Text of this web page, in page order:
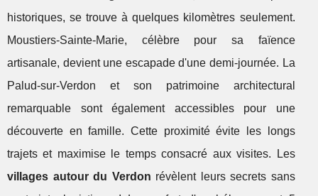
historiques, se trouve à quelques kilomètres seulement.
Moustiers-Sainte-Marie, célèbre pour sa faïence
artisanale, devient une escapade d'une demi-journée. La
Palud-sur-Verdon et son patrimoine architectural
remarquable sont également accessibles pour une
découverte en famille. Cette proximité évite les longs
trajets et maximise le temps consacré aux visites. Les
villages autour du Verdon révèlent leurs secrets sans